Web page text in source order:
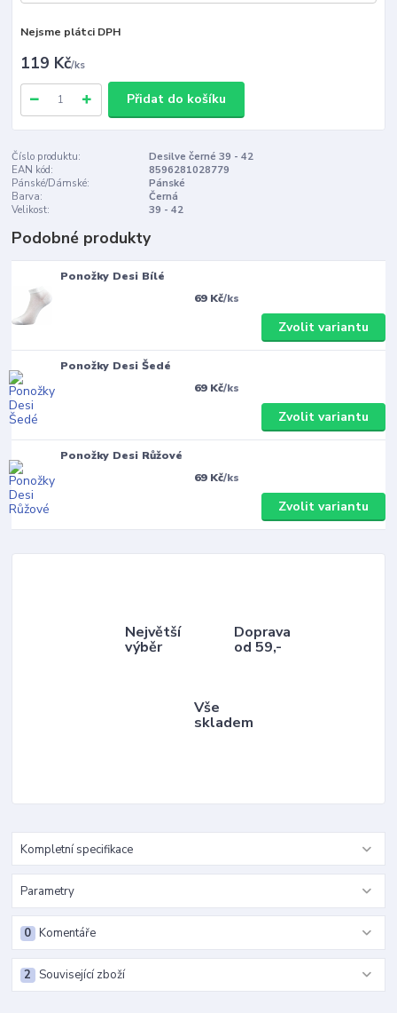
Nejsme plátci DPH
119 Kč/ks
Přidat do košíku
Číslo produktu:
Desilve černé 39 - 42
EAN kód:
8596281028779
Pánské/Dámské:
Pánské
Barva:
Černá
Velikost:
39 - 42
Podobné produkty
Ponožky Desi Bílé
69 Kč/ks
Zvolit variantu
Ponožky Desi Šedé
69 Kč/ks
Zvolit variantu
Ponožky Desi Růžové
69 Kč/ks
Zvolit variantu
Největší
výběr
Doprava
od 59,-
Vše
skladem
Kompletní specifikace
Parametry
Komentáře
0
Související zboží
2